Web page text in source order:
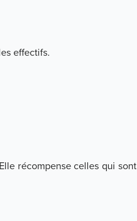
effectifs.
récompense celles qui sont